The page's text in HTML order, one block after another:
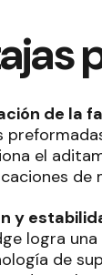
de la
el
de
y
logra
de